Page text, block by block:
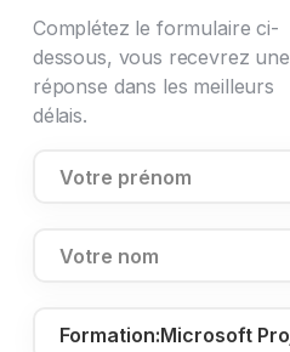
Complétez le formulaire ci-
dessous, vous recevrez une
réponse dans les meilleurs
délais.